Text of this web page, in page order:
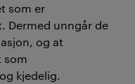
som er
Dermed unngår de
og at
som
kjedelig.